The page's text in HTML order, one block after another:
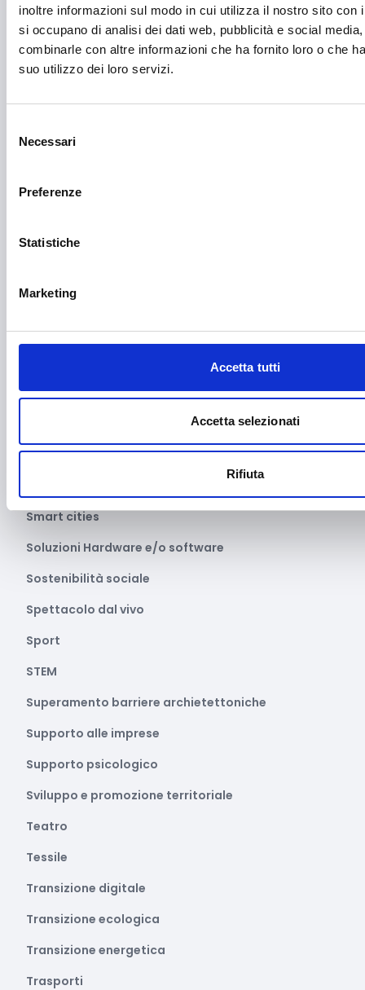
inoltre informazioni sul modo in cui utilizza il nostro sito con
si occupano di analisi dei dati web, pubblicità e social
combinarle con altre informazioni che ha fornito loro o che
suo utilizzo dei loro servizi.
delNecessari
Preferenze
Statistiche
Marketing
Accetta tutti
Accetta selezionati
Rifiuta
Media e informazione
Migrazione e sviluppo
Musica
Ricerca Scientifica
Ristori eventi calamitosi
Ristrutturazione, recupero, riqualificazione
Sanità
Servizi sociali e socio-sanitari
Smart cities
Soluzioni Hardware e/o software
Sostenibilità sociale
Spettacolo dal vivo
Sport
STEM
Superamento barriere archietettoniche
Supporto alle imprese
Supporto psicologico
Sviluppo e promozione territoriale
Teatro
Tessile
Transizione digitale
Transizione ecologica
Transizione energetica
Trasporti